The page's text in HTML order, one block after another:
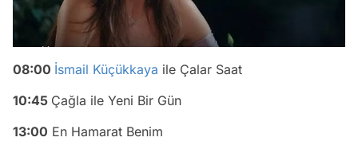
08:00 İsmail Küçükkaya ile Çalar Saat
10:45 Çağla ile Yeni Bir Gün
13:00 En Hamarat Benim